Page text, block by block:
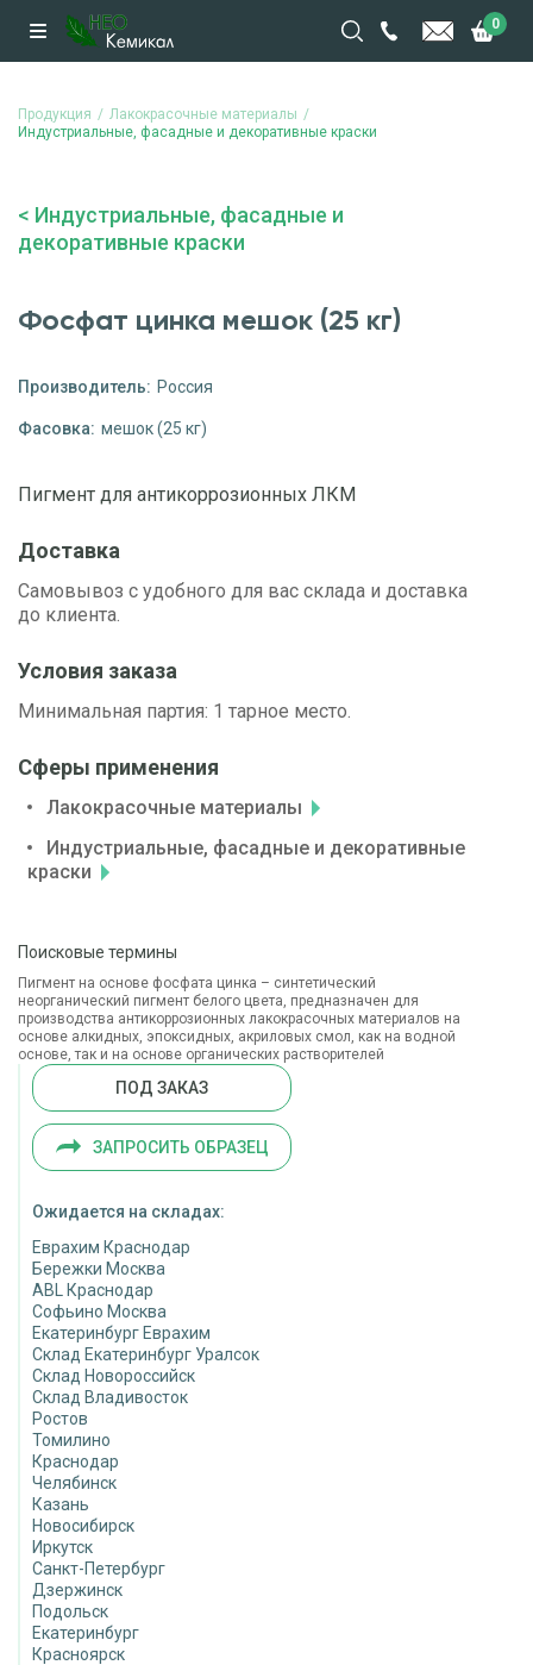
0
Продукция
Лакокрасочные материалы
Индустриальные, фасадные и декоративные краски
Индустриальные, фасадные и
декоративные краски
Фосфат цинка мешок (25 кг)
Производитель: Россия
Фасовка: мешок (25 кг)
Пигмент для антикоррозионных ЛКМ
Доставка
Самовывоз с удобного для вас склада и доставка
до клиента.
Условия заказа
Минимальная партия: 1 тарное место.
Сферы применения
Лакокрасочные материалы
Индустриальные, фасадные и декоративные
краски
Поисковые термины
Пигмент на основе фосфата цинка – синтетический
неорганический пигмент белого цвета, предназначен для
производства антикоррозионных лакокрасочных материалов на
основе алкидных, эпоксидных, акриловых смол, как на водной
основе, так и на основе органических растворителей
ПОД ЗАКАЗ
ЗАПРОСИТЬ ОБРАЗЕЦ
Ожидается на складах:
Еврахим Краснодар
Бережки Москва
ABL Краснодар
Софьино Москва
Екатеринбург Еврахим
Склад Екатеринбург Уралсок
Склад Новороссийск
Склад Владивосток
Ростов
Томилино
Краснодар
Челябинск
Казань
Новосибирск
Иркутск
Санкт-Петербург
Дзержинск
Подольск
Екатеринбург
Красноярск